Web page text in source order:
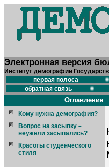
Электронная версия
Институт демографии
первая полоса
обратная связь
Оглавление
Кому нужна демография?
Вопрос на засыпку –
неужели засыпались?
Красоты студенческого
стиля